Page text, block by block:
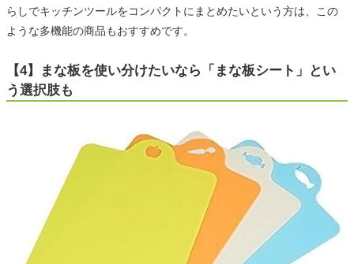
らしでキッチンツールをコンパクトにまとめたいという方は、この
ような多機能の商品もおすすめです。
【4】まな板を使い分けたいなら「まな板シート」とい
う選択肢も